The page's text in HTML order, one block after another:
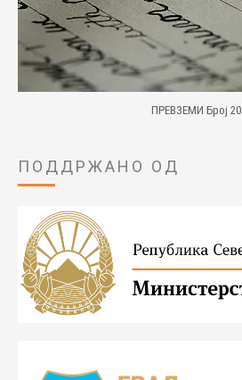
ПРЕВЗЕМИ Број 20
ПОДДРЖАНО ОД